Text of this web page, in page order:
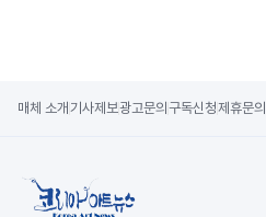
매체 소개 기사제보광고문의 구독신청제휴문의